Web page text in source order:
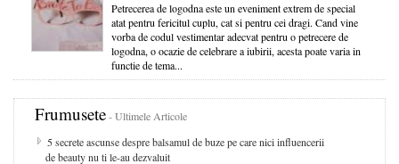
Petrecerea de logodna este un eveniment extrem de special
atat pentru fericitul cuplu, cat si pentru cei dragi. Cand vine
vorba de codul vestimentar adecvat pentru o petrecere de
logodna, o ocazie de celebrare a iubirii, acesta poate varia in
functie de tema...
Frumusete- Ultimele Articole
5 secrete ascunse despre balsamul de buze pe care nici influencerii
de beauty nu ti le-au dezvaluit